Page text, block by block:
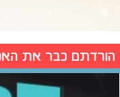
הורדתם כבר את